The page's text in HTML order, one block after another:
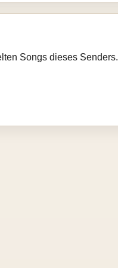
Songs dieses Senders.